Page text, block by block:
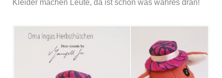
Kleider machen Leute, da ist schon was wahres dran!